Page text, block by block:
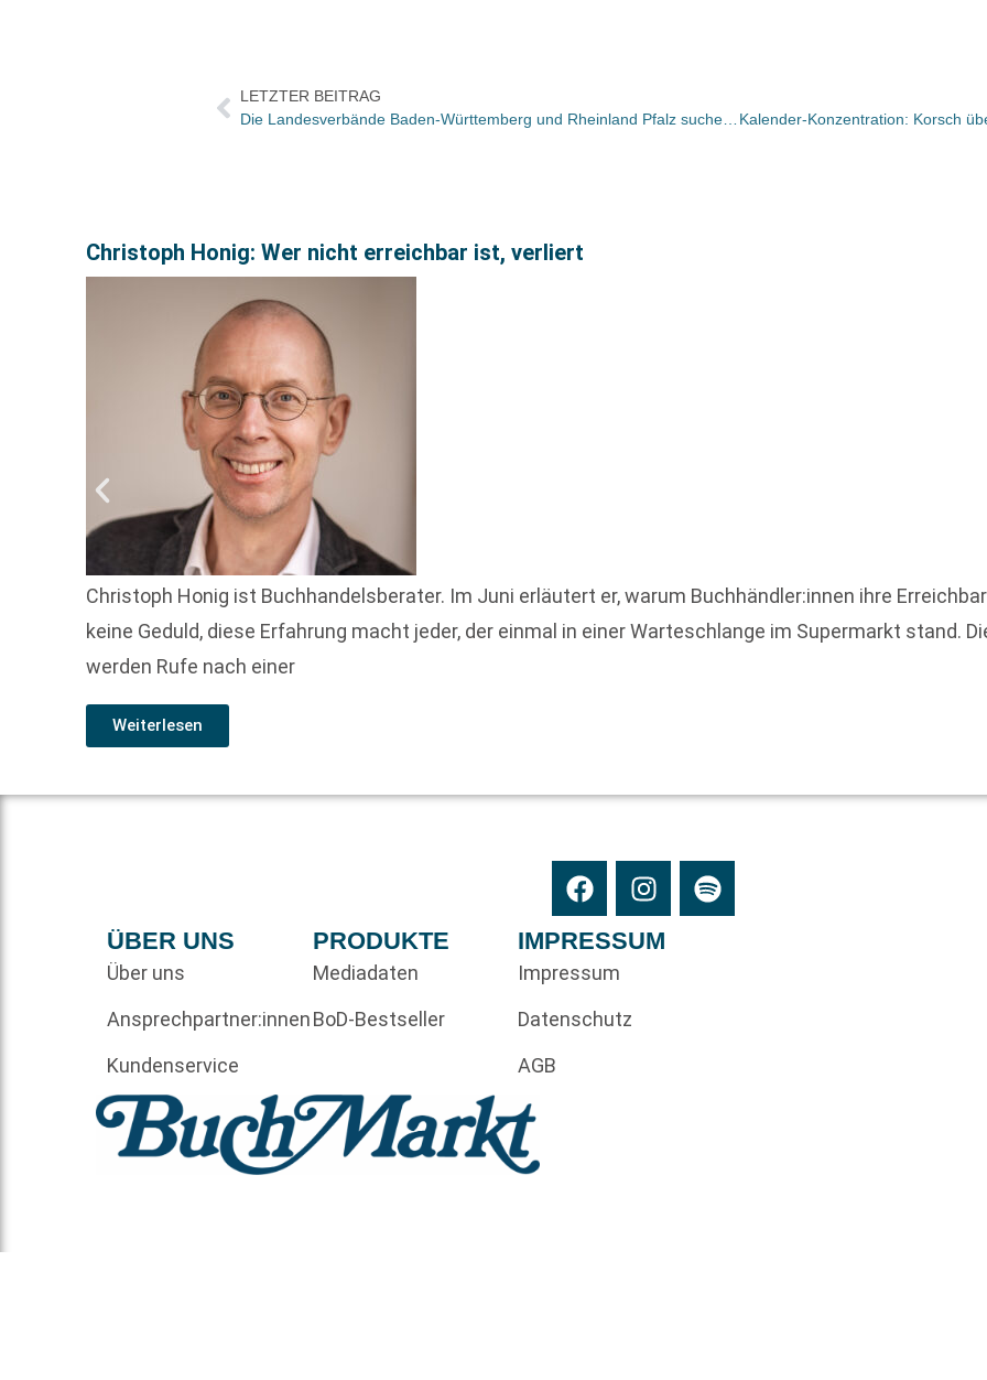
LETZTER BEITRAG
Christoph Honig: Wer nicht erreichbar ist, verliert
Christoph Honig ist Buchhandelsberater. Im Juni erläutert er, warum Buchhändler:innen ihre
keine Geduld, diese Erfahrung macht jeder, der einmal in einer Warteschlange im Supermarkt stand.
werden Rufe nach einer
Weiterlesen
ÜBER UNS
Über uns
Ansprechpartner:innen
Kundenservice
PRODUKTE
Mediadaten
BoD-Bestseller
IMPRESSUM
Impressum
Datenschutz
AGB